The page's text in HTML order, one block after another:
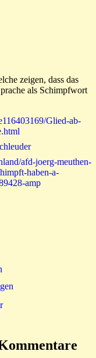
zeigen, dass das
als Schimpfwort
Glied-ab-
afd-joerg-meuthen-
haben-a-
amp